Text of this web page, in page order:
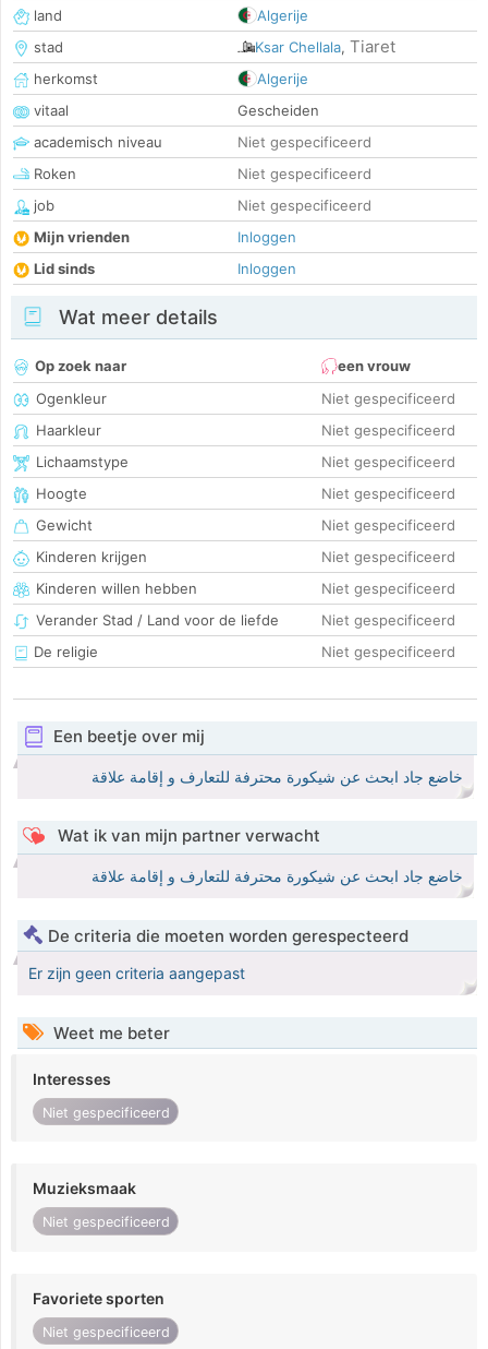
land
Algerije
stad
Ksar Chellala, Tiaret
herkomst
Algerije
vitaal
Gescheiden
academisch niveau
Niet gespecificeerd
Roken
Niet gespecificeerd
job
Niet gespecificeerd
Mijn vrienden
Inloggen
Lid sinds
Inloggen
Wat meer details
Op zoek naar
een vrouw
Ogenkleur
Niet gespecificeerd
Haarkleur
Niet gespecificeerd
Lichaamstype
Niet gespecificeerd
Hoogte
Niet gespecificeerd
Gewicht
Niet gespecificeerd
Kinderen krijgen
Niet gespecificeerd
Kinderen willen hebben
Niet gespecificeerd
Verander Stad / Land voor de liefde
Niet gespecificeerd
De religie
Niet gespecificeerd
Een beetje over mij
خاضع جاد ابحث عن شيكورة محترفة للتعارف و إقامة علاقة
Wat ik van mijn partner verwacht
خاضع جاد ابحث عن شيكورة محترفة للتعارف و إقامة علاقة
De criteria die moeten worden gerespecteerd
Er zijn geen criteria aangepast
Weet me beter
Interesses
Niet gespecificeerd
Muzieksmaak
Niet gespecificeerd
Favoriete sporten
Niet gespecificeerd